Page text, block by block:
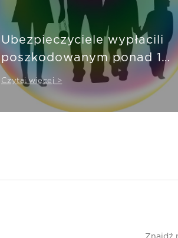
Ubezpieczyciele wypłacili
poszkodowanym ponad 10
mld zł
Czytaj więcej >